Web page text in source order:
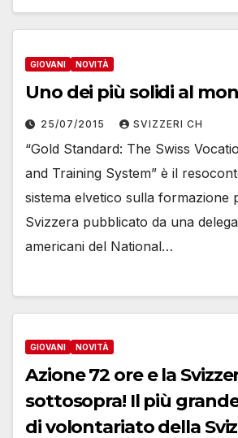
GIOVANI NOVITÀ
Uno dei più solidi al
25/07/2015 SVIZZERI CH
“Gold Standard: The Swiss
and Training System” è il
sistema elvetico sulla formazione
Svizzera pubblicato da una
americani del National…
GIOVANI NOVITÀ
Azione 72 ore e la
sottosopra! Il più
di volontariato della